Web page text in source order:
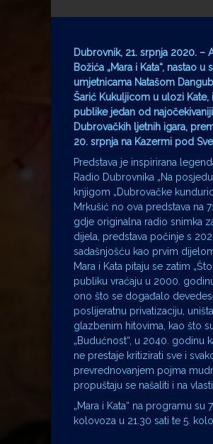
Dubrovnik, 21. srpnja 2020. –
Božića „Mara i Kata“, nastao
umjetnicama Natašom
Šarić Kukuljicom u ulozi
publike jedan od
Dubrovačkih ljetnih igara,
20. srpnja na Kazermi pod
Predstava je inspirirana
Radio Dubrovnika „Na
knjigom „Dubrovačke
Mrkušić no ova predstava na
gdje originalna radio snimka
dijela, predstava počinje s
sadašnjošću kao prvim
Mara i Kata pitaju se zatim
publiku vraćaju u 2000.
ono što se događalo
poslijeratnu privatizaciju,
glazbenim hitovima, kao što
„Budućnost“, u 2040. godinu
ne prestaje kritizirati sve i
prevrednovanjem pojma
propuštaju se našaliti i na
„Mara i Kata“ na programu su
kolovoza u 21.30 sati te 5.